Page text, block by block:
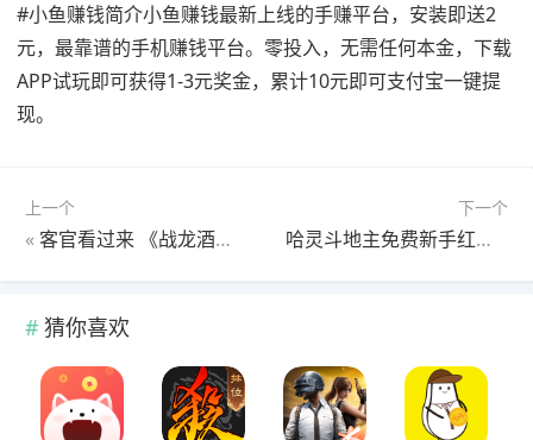
#小鱼赚钱简介小鱼赚钱最新上线的手赚平台，安装即送2
元，最靠谱的手机赚钱平台。零投入，无需任何本金，下载
APP试玩即可获得1-3元奖金，累计10元即可支付宝一键提
现。
上一个
«客官看过来 《战龙酒馆》五大特色盘点
下一个
哈灵斗地主免费新手红包1.5元，每天斗地主领元
猜你喜欢